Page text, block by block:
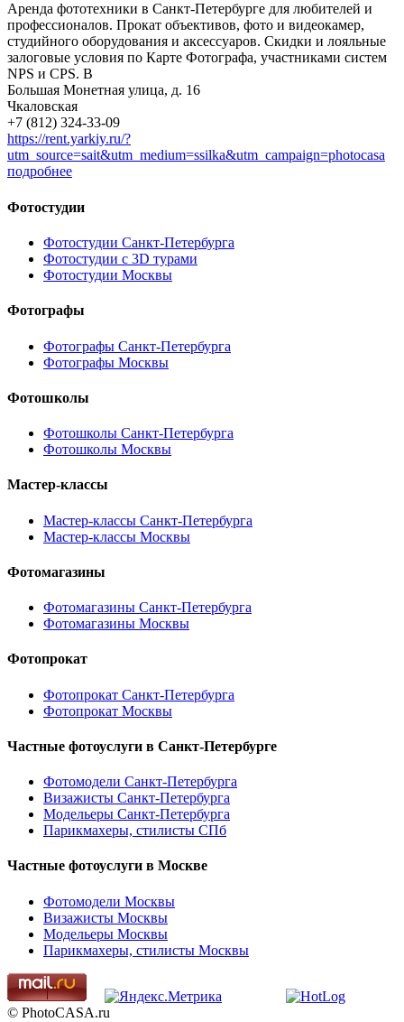
Аренда фототехники в Санкт-Петербурге для любителей и
профессионалов. Прокат объективов, фото и видеокамер,
студийного оборудования и аксессуаров. Скидки и лояльные
залоговые условия по Карте Фотографа, участниками систем
NPS и CPS. В
Большая Монетная улица, д. 16
Чкаловская
+7 (812) 324-33-09
https://rent.yarkiy.ru/?
utm_source=sait&utm_medium=ssilka&utm_campaign=photocasa
подробнее
Фотостудии
Фотостудии Санкт-Петербурга
Фотостудии с 3D турами
Фотостудии Москвы
Фотографы
Фотографы Санкт-Петербурга
Фотографы Москвы
Фотошколы
Фотошколы Санкт-Петербурга
Фотошколы Москвы
Мастер-классы
Мастер-классы Санкт-Петербурга
Мастер-классы Москвы
Фотомагазины
Фотомагазины Санкт-Петербурга
Фотомагазины Москвы
Фотопрокат
Фотопрокат Санкт-Петербурга
Фотопрокат Москвы
Частные фотоуслуги в Санкт-Петербурге
Фотомодели Санкт-Петербурга
Визажисты Санкт-Петербурга
Модельеры Санкт-Петербурга
Парикмахеры, стилисты СПб
Частные фотоуслуги в Москве
Фотомодели Москвы
Визажисты Москвы
Модельеры Москвы
Парикмахеры, стилисты Москвы
© PhotoCASA.ru